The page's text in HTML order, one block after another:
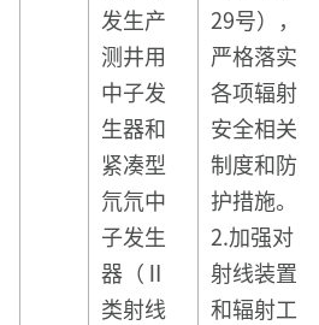
发生产
测井用
中子发
生器和
紧凑型
氘氘中
子发生
器（Ⅱ
类射线
29号），
严格落实
各项辐射
安全相关
制度和防
护措施。
2.加强对
射线装置
和辐射工